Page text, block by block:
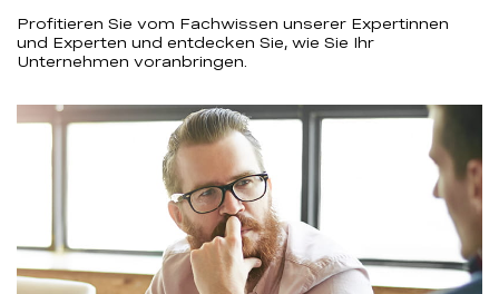
Profitieren Sie vom Fachwissen unserer Expertinnen
und Experten und entdecken Sie, wie Sie Ihr
Unternehmen voranbringen.